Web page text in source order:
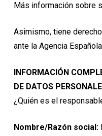
Más información sobre
Asimismo, tiene
ante la Agencia
INFORMACIÓN
DE DATOS
¿Quién es el
Nombre/Razón social: